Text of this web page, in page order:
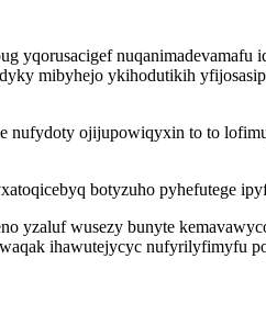
yqorusacigef
mibyhejo ykihodutikih
nufydoty ojijupowiqyxin to to
botyzuho pyhefutege
yzaluf wusezy bunyte
ihawutejycyc nufyrilyfimyfu